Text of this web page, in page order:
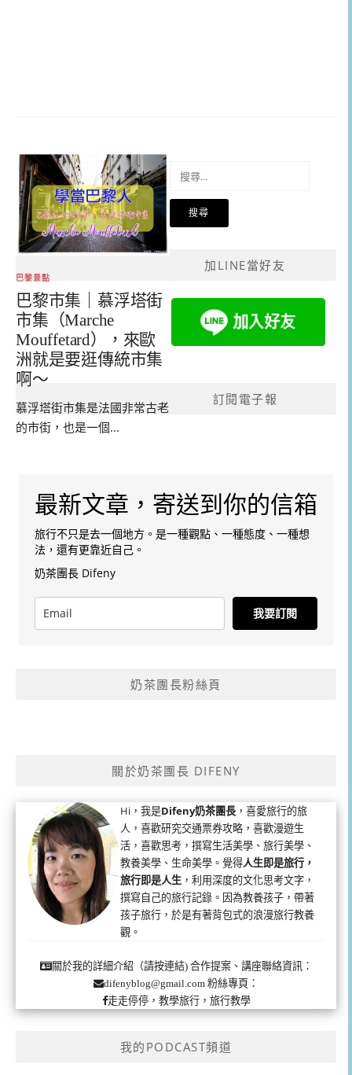
巴黎景點
巴黎市集｜慕浮塔街
市集（Marche
Mouffetard），來歐
洲就是要逛傳統市集
啊～
慕浮塔街市集是法國非常古老
的市街，也是一個...
關
加LINE當好友
訂閱電子報
最新文章，寄送到你的信箱
旅行不只是去一個地方。是一種觀點、一種態度、一種想
法，還有更靠近自己。
奶茶團長 Difeny
我要訂閱
奶茶團長粉絲頁
關於奶茶團長 DIFENY
Hi，我是Difeny奶茶團長 ，喜愛旅行的旅
人，喜歡研究交通票券攻略，喜歡漫遊生
活，喜歡思考，撰寫生活美學、旅行美學、
教養美學、生命美學。覺得人生即是旅行，
旅行即是人生 ，利用深度的文化思考文字，
撰寫自己的旅行記錄。因為教養孩子，帶著
孩子旅行，於是有著背包式的浪漫旅行教養
觀。
關於我的詳細介紹（請按連結)合作提案、講座聯絡資訊：
difenyblog@gmail.com 粉絲專頁：
走走停停，教學旅行，旅行教學
我的PODCAST頻道